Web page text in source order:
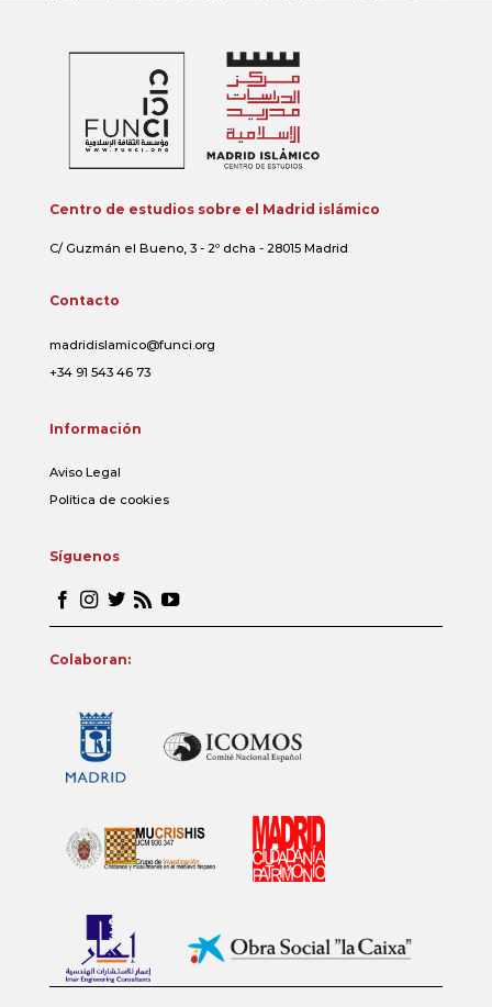
Centro de estudios sobre el Madrid islámico
C/ Guzmán el Bueno, 3 - 2º dcha - 28015 Madrid
Contacto
madridislamico@funci.org
+34 91 543 46 73
Información
Aviso Legal
Política de cookies
Síguenos
Colaboran: